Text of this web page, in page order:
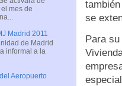
se
Para
mes de
Madrid 2011
de Madrid
informal a la
Aeropuerto